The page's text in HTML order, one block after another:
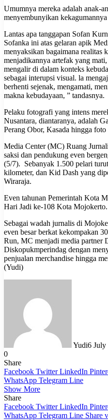
Umumnya mereka adalah anak-
menyembunyikan
Lantas apa tanggapan Sofan
Sofanka ini atas gelaran apik
menyaksikan bagaimana realitas
menjadikannya artefak yang
mengalir di dalam konteks
sebagai interupsi visual. la
berhenti sejenak, mengamati,
makna kebudayaan, ” tandasnya.
Pelaku fotografi yang intens
Nusantara, diantaranya, adalah
Perang Obor, Kasada hingga
Media Center (MC) Ruang
saksi dan pendukung even
(5/7). Sebanyak 1.500 pelari
kilometer, dan Kid Dash yang
Wiraraja.
Even tahunan Pemerintah Kota
Hari Jadi ke-108 Kota Mojokerto.
Sebagai wadah jurnalis di
even besar berkat kekompakan
Run, MC menjadi media partner
Diskopukmperindag dengan
penjualan merchandise hingga
(Yudi)
Yudi6 July
0
Share
Facebook Twitter LinkedIn
WhatsApp Telegram Line
Show More
Share
Facebook Twitter LinkedIn
WhatsApp Telegram Line Share